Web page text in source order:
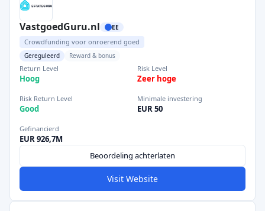
VastgoedGuru.nl EE
Crowdfunding voor onroerend goed
Gereguleerd Reward & bonus
Return Level
Hoog
Risk Level
Zeer hoge
Risk Return Level
Good
Minimale investering
EUR 50
Gefinancierd
EUR 926,7M
Beoordeling achterlaten
Visit Website